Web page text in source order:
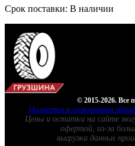
Срок поставки: В наличии
© 2015-2026. Все
Политика в отношении
Цены и остатки на сайте
офертой, из-за
выгрузка данных